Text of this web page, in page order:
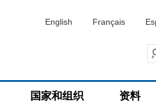
English Français
国家和组织 资料